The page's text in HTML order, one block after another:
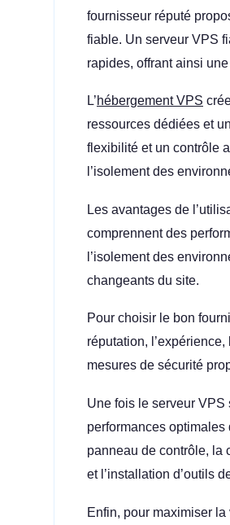
fournisseur réputé
fiable. Un serveur VPS
rapides, offrant ainsi
L’hébergement VPS
ressources dédiées et
flexibilité et un contrôle
l’isolement des
Les avantages de
comprennent des
l’isolement des
changeants du site.
Pour choisir le bon
réputation,
mesures de sécurité
Une fois le serveur VPS
performances optimales
panneau de contrôle, la
et l’installation d’outils
Enfin, pour maximiser